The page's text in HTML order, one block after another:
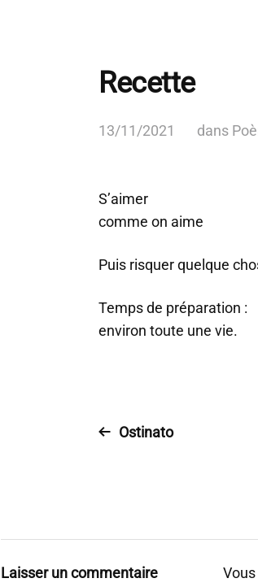
Recette
13/11/2021 dans
S’aimer
comme on aime
Puis risquer quelque
Temps de préparation :
environ toute une vie.
Ostinato
Laisser un commentaire